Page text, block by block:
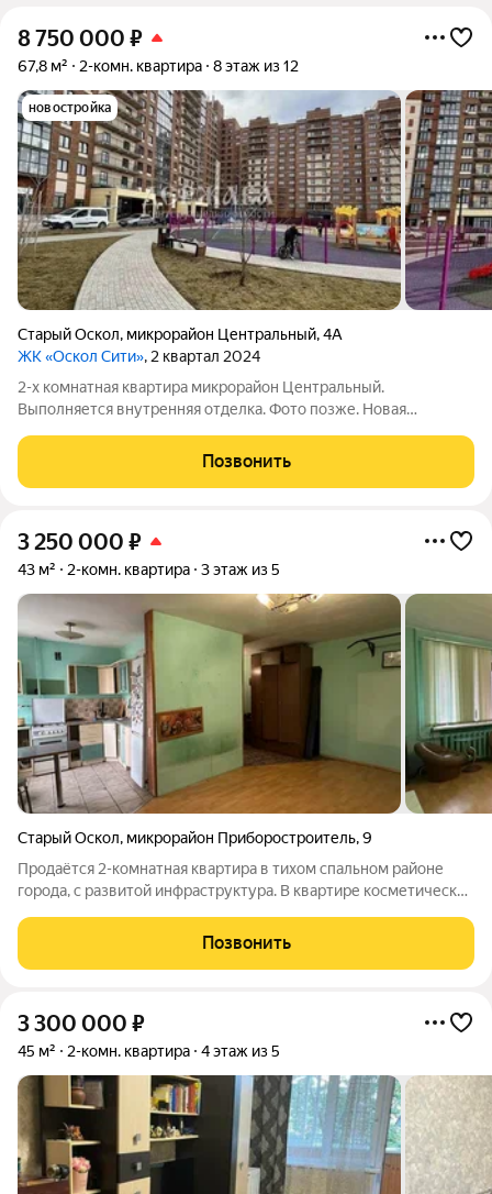
8 750 000 ₽
67,8 м² 2-комн. квартира 8 этаж из 12
новостройка
Старый Оскол, микрорайон Центральный,4А
ЖК «Оскол Сити», 2 квартал 2024
2-х комнатная квартира микрорайон Центральный.
Выполняется внутренняя отделка. Фото позже. Новая
детская площадка, много место для парковки. У подъезда
пандус, в доме 2 лифта, колясочная. 67,8
Позвонить
3 250 000 ₽
43 м² 2-комн. квартира 3 этаж из 5
Старый Оскол, микрорайон Приборостроитель,9
Продаётся 2-комнатная квартира в тихом спальном районе
города, с развитой инфраструктура. В квартире косметический
дверь. Все подробности по телефону. Торг присутствует.
Позвонить
3 300 000 ₽
45 м² 2-комн. квартира 4 этаж из 5